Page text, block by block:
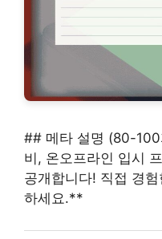
## 메타 설명 (80-
비, 온오프라인 입시
공개합니다! 직접 경
하세요.**